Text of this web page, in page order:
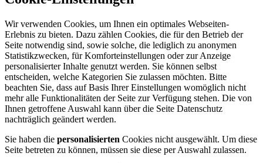
Wir verwenden Cookies, um Ihnen ein optimales Webseiten-
Erlebnis zu bieten. Dazu zählen Cookies, die für den Betrieb der
Seite notwendig sind, sowie solche, die lediglich zu anonymen
Statistikzwecken, für Komforteinstellungen oder zur Anzeige
personalisierter Inhalte genutzt werden. Sie können selbst
entscheiden, welche Kategorien Sie zulassen möchten. Bitte
beachten Sie, dass auf Basis Ihrer Einstellungen womöglich nicht
mehr alle Funktionalitäten der Seite zur Verfügung stehen. Die von
Ihnen getroffene Auswahl kann über die Seite Datenschutz
nachträglich geändert werden.
Sie haben die personalisierten Cookies nicht ausgewählt. Um diese
Seite betreten zu können, müssen sie diese per Auswahl zulassen.